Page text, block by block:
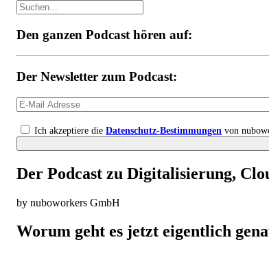
Den ganzen Podcast hören auf:
Der Newsletter zum Podcast:
Ich akzeptiere die Datenschutz-Bestimmungen von
Der Podcast zu Digitalisierung,
by nuboworkers GmbH
Worum geht es jetzt eigentlich